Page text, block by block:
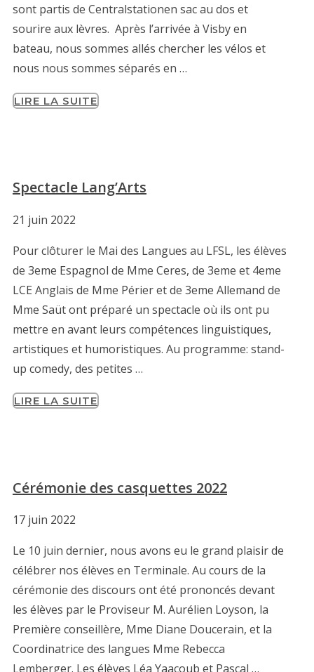
sont partis de Centralstationen sac au dos et
sourire aux lèvres. Après l’arrivée à Visby en
bateau, nous sommes allés chercher les vélos et
nous nous sommes séparés en …
LIRE LA SUITE
Spectacle Lang’Arts
21 juin 2022
Pour clôturer le Mai des Langues au LFSL, les élèves
de 3eme Espagnol de Mme Ceres, de 3eme et 4eme
LCE Anglais de Mme Périer et de 3eme Allemand de
Mme Saüt ont préparé un spectacle où ils ont pu
mettre en avant leurs compétences linguistiques,
artistiques et humoristiques. Au programme: stand-
up comedy, des petites …
LIRE LA SUITE
Cérémonie des casquettes 2022
17 juin 2022
Le 10 juin dernier, nous avons eu le grand plaisir de
célébrer nos élèves en Terminale. Au cours de la
cérémonie des discours ont été prononcés devant
les élèves par le Proviseur M. Aurélien Loyson, la
Première conseillère, Mme Diane Doucerain, et la
Coordinatrice des langues Mme Rebecca
Lemberger. Les élèves Léa Yaacoub et Pascal …